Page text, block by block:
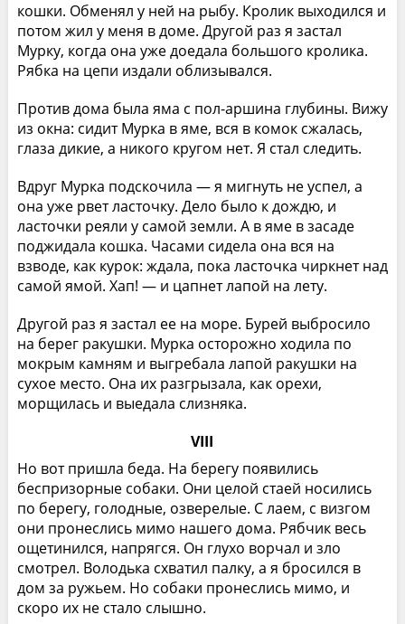
кошки. Обменял у ней на рыбу. Кролик выходился и
потом жил у меня в доме. Другой раз я застал
Мурку, когда она уже доедала большого кролика.
Рябка на цепи издали облизывался.
Против дома была яма с пол-аршина глубины. Вижу
из окна: сидит Мурка в яме, вся в комок сжалась,
глаза дикие, а никого кругом нет. Я стал следить.
Вдруг Мурка подскочила — я мигнуть не успел, а
она уже рвет ласточку. Дело было к дождю, и
ласточки реяли у самой земли. А в яме в засаде
поджидала кошка. Часами сидела она вся на
взводе, как курок: ждала, пока ласточка чиркнет над
самой ямой. Хап! — и цапнет лапой на лету.
Другой раз я застал ее на море. Бурей выбросило
на берег ракушки. Мурка осторожно ходила по
мокрым камням и выгребала лапой ракушки на
сухое место. Она их разгрызала, как орехи,
морщилась и выедала слизняка.
VIII
Но вот пришла беда. На берегу появились
беспризорные собаки. Они целой стаей носились
по берегу, голодные, озверелые. С лаем, с визгом
они пронеслись мимо нашего дома. Рябчик весь
ощетинился, напрягся. Он глухо ворчал и зло
смотрел. Володька схватил палку, а я бросился в
дом за ружьем. Но собаки пронеслись мимо, и
скоро их не стало слышно.